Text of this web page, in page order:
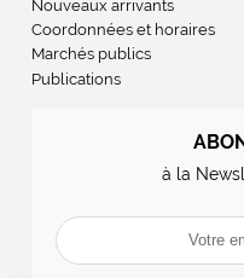
Nouveaux arrivants
Coordonnées et horaires
Marchés publics
Publications
à la